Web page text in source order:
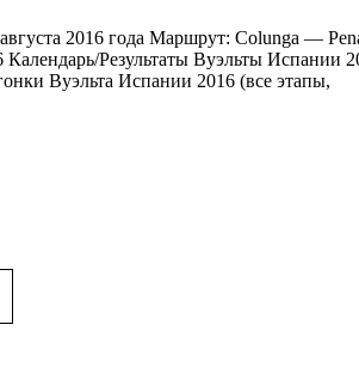
2016 года Маршрут: Colunga —
Результаты Вуэльты Испании
Вуэльта Испании 2016 (все этапы,